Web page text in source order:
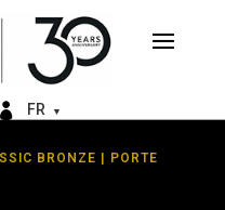
 FR
BRONZE | PORTE